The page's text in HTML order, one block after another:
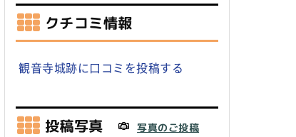
クチコミ情報
観音寺城跡に口コミを投稿する
投稿写真 写真のご投稿